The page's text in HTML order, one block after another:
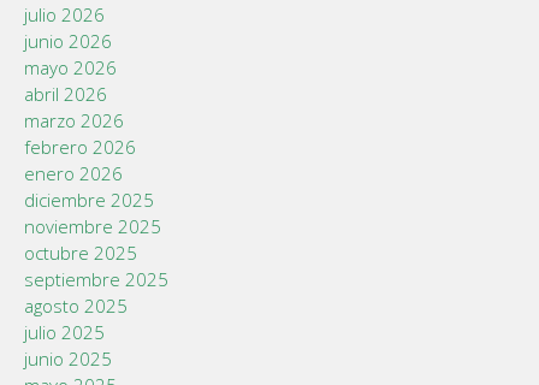
julio 2026
junio 2026
mayo 2026
abril 2026
marzo 2026
febrero 2026
enero 2026
diciembre 2025
noviembre 2025
octubre 2025
septiembre 2025
agosto 2025
julio 2025
junio 2025